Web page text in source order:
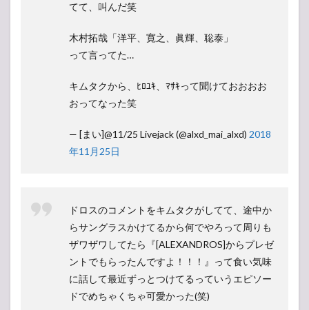
てて、叫んだ笑
木村拓哉「洋平、寛之、眞輝、聡泰」
って言ってた…
キムタクから、ﾋﾛﾕｷ、ﾏｻｷって聞けておおおお
おってなった笑
— [まい]@11/25 Livejack (@alxd_mai_alxd) 2018
年11月25日
ドロスのコメントをキムタクがしてて、途中か
らサングラスかけてるから何でやろって周りも
ザワザワしてたら『[ALEXANDROS]からプレゼ
ントでもらったんですよ！！！』って食い気味
に話して最近ずっとつけてるっていうエピソー
ドでめちゃくちゃ可愛かった(笑)